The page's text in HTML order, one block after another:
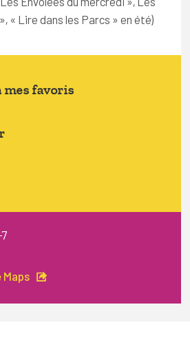
« Lire dans les Parcs » en été)
mes favoris
Maps